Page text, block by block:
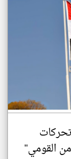
القومي"